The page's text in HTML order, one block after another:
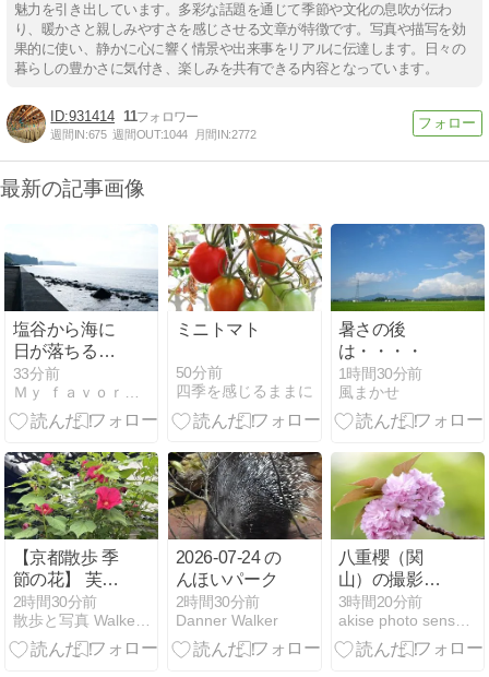
魅力を引き出しています。多彩な話題を通じて季節や文化の息吹が伝わ
り、暖かさと親しみやすさを感じさせる文章が特徴です。写真や描写を効
果的に使い、静かに心に響く情景や出来事をリアルに伝達します。日々の
暮らしの豊かさに気付き、楽しみを共有できる内容となっています。
931414 11
週間IN:675 週間OUT:1044 月間IN:2772
最新の記事画像
塩谷から海に
日が落ちるま
で～7月の小
樽
34分前
Ｍｙ ｆａｖｏｒｉｔｅ 〜Ｄｉａｒｙ 3
ミニトマト
51分前
四季を感じるままに
暑さの後
は・・・・
1時間30分前
風まかせ
【京都散歩 季
節の花】 芙蓉
妙蓮寺【京都
市上京区】
2026年7月
2時間30分前
散歩と写真 Walker'SceneryPhotos
2026-07-24 の
んほいパーク
2時間30分前
Danner Walker
八重櫻（関
山）の撮影
（EOS-1Ds
MKII +
NIKKOR-QC
3時間20分前
akise photo sensuous